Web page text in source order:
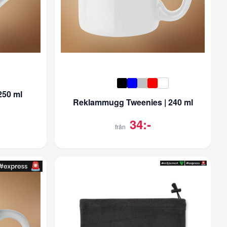
ml
Reklammugg Tweenies | 240 ml
från 34:-